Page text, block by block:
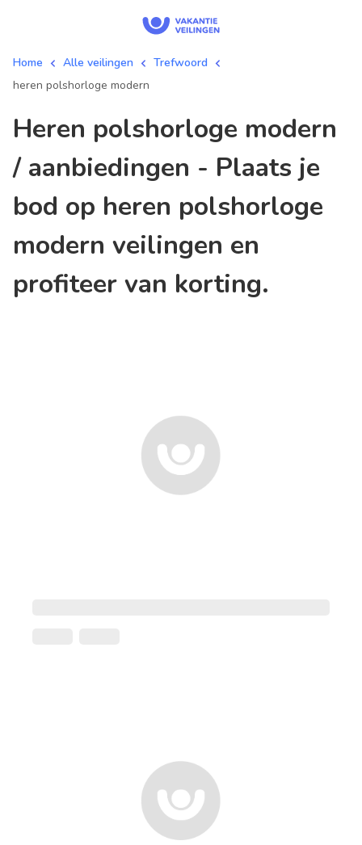
Home Alle veilingen
Trefwoord
heren polshorloge modern
heren polshorloge modern
/ aanbiedingen - Plaats je
bod op heren polshorloge
modern veilingen en
profiteer van korting.